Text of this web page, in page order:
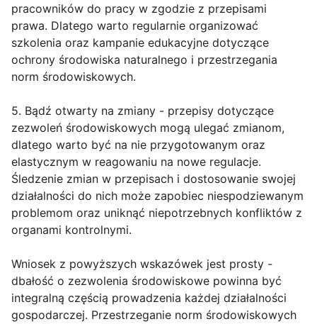
pracowników do pracy w zgodzie z przepisami
prawa. Dlatego warto regularnie organizować
szkolenia oraz kampanie edukacyjne dotyczące
ochrony środowiska naturalnego i przestrzegania
norm środowiskowych.
5. Bądź otwarty na zmiany - przepisy dotyczące
zezwoleń środowiskowych mogą ulegać zmianom,
dlatego warto być na nie przygotowanym oraz
elastycznym w reagowaniu na nowe regulacje.
Śledzenie zmian w przepisach i dostosowanie swojej
działalności do nich może zapobiec niespodziewanym
problemom oraz uniknąć niepotrzebnych konfliktów z
organami kontrolnymi.
Wniosek z powyższych wskazówek jest prosty -
dbałość o zezwolenia środowiskowe powinna być
integralną częścią prowadzenia każdej działalności
gospodarczej. Przestrzeganie norm środowiskowych